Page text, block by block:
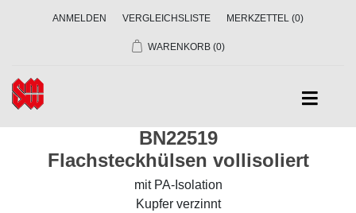
ANMELDEN VERGLEICHSLISTE MERKZETTEL (0)
WARENKORB (0)
BN22519
Flachsteckhülsen vollisoliert
mit PA-Isolation
Kupfer verzinnt